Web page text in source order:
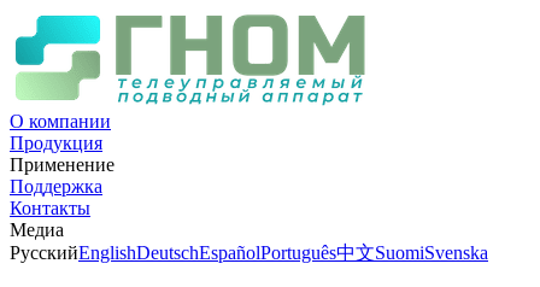
О компании
Продукция
Применение
Поддержка
Контакты
Медиа
РусскийEnglishDeutschEspañolPortuguês中文SuomiSvenska